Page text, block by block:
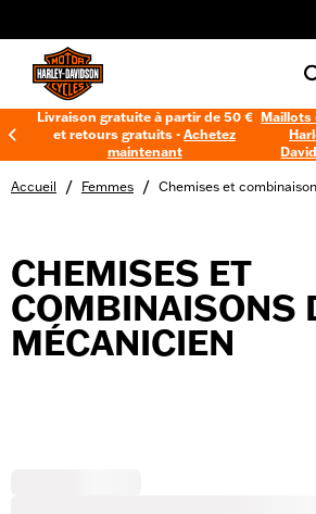
Livraison gratuite à partir de 50 €
et retours gratuits -Achetez
maintenant
Maillots
Accueil / Femmes / Chemises et
CHEMISES ET
COMBINAISONS
MÉCANICIEN